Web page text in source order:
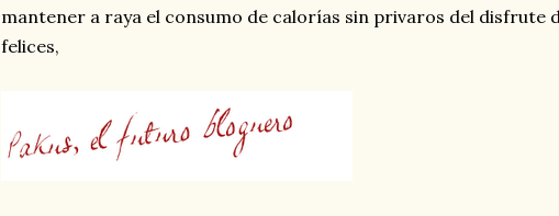
mantener a raya el consumo de calorías sin privaros del disfrute
felices,